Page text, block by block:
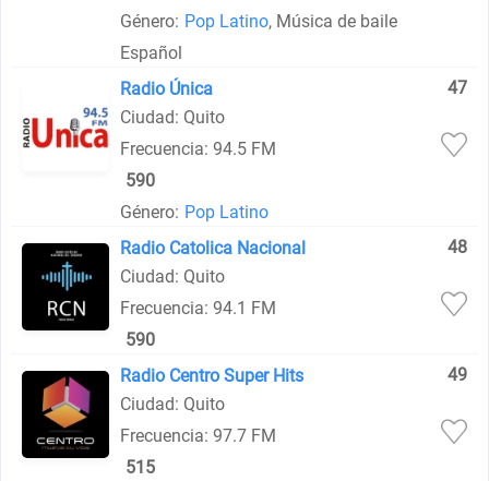
Género: Pop Latino, Música de baile
Español
Radio Única
47
Ciudad: Quito
Frecuencia: 94.5 FM
590
Género: Pop Latino
Radio Catolica Nacional
48
Ciudad: Quito
Frecuencia: 94.1 FM
590
Radio Centro Super Hits
49
Ciudad: Quito
Frecuencia: 97.7 FM
515